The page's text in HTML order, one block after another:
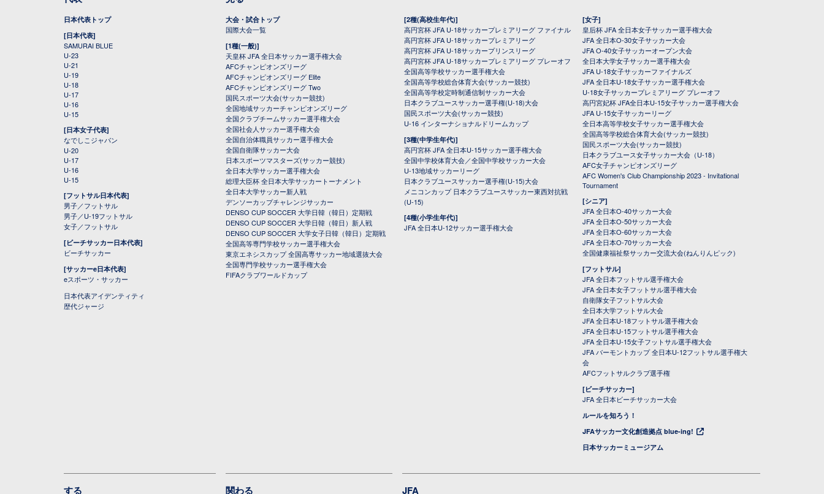
日本代表トップ
[日本代表]
SAMURAI BLUE
U-23
U-21
U-19
U-18
U-17
U-16
U-15
[日本女子代表]
なでしこジャパン
U-20
U-17
U-16
U-15
[フットサル日本代表]
男子／フットサル
男子／U-19フットサル
女子／フットサル
[ビーチサッカー日本代表]
ビーチサッカー
[サッカーe日本代表]
eスポーツ・サッカー
日本代表アイデンティティ
歴代ジャージ
大会・試合トップ
国際大会一覧
[1種(一般)]
天皇杯 JFA 全日本サッカー選手権大会
AFCチャンピオンズリーグ
AFCチャンピオンズリーグ Elite
AFCチャンピオンズリーグ Two
国民スポーツ大会(サッカー競技)
全国地域サッカーチャンピオンズリーグ
全国クラブチームサッカー選手権大会
全国社会人サッカー選手権大会
全国自治体職員サッカー選手権大会
全国自衛隊サッカー大会
日本スポーツマスターズ(サッカー競技)
全日本大学サッカー選手権大会
総理大臣杯 全日本大学サッカートーナメント
全日本大学サッカー新人戦
デンソーカップチャレンジサッカー
DENSO CUP SOCCER 大学日韓（韓日）定期戦
DENSO CUP SOCCER 大学日韓（韓日）新人戦
DENSO CUP SOCCER 大学女子日韓（韓日）定期戦
全国高等専門学校サッカー選手権大会
東京エネシスカップ 全国高専サッカー地域選抜大会
全国専門学校サッカー選手権大会
FIFAクラブワールドカップ
[2種(高校生年代)]
高円宮杯 JFA U-18サッカープレミアリーグ ファイナル
高円宮杯 JFA U-18サッカープレミアリーグ
高円宮杯 JFA U-18サッカープリンスリーグ
高円宮杯 JFA U-18サッカープレミアリーグ プレーオフ
全国高等学校サッカー選手権大会
全国高等学校総合体育大会(サッカー競技)
全国高等学校定時制通信制サッカー大会
日本クラブユースサッカー選手権(U-18)大会
国民スポーツ大会(サッカー競技)
U-16 インターナショナルドリームカップ
[3種(中学生年代)]
高円宮杯 JFA 全日本U-15サッカー選手権大会
全国中学校体育大会／全国中学校サッカー大会
U-13地域サッカーリーグ
日本クラブユースサッカー選手権(U-15)大会
メニコンカップ 日本クラブユースサッカー東西対抗戦
(U-15)
[4種(小学生年代)]
JFA 全日本U-12サッカー選手権大会
[女子]
皇后杯 JFA 全日本女子サッカー選手権大会
JFA 全日本O-30女子サッカー大会
JFA O-40女子サッカーオープン大会
全日本大学女子サッカー選手権大会
JFA U-18女子サッカーファイナルズ
JFA 全日本U-18女子サッカー選手権大会
U-18女子サッカープレミアリーグ プレーオフ
高円宮妃杯 JFA全日本U-15女子サッカー選手権大会
JFA U-15女子サッカーリーグ
全日本高等学校女子サッカー選手権大会
全国高等学校総合体育大会(サッカー競技)
国民スポーツ大会(サッカー競技)
日本クラブユース女子サッカー大会（U-18）
AFC女子チャンピオンズリーグ
AFC Women's Club Championship 2023 - Invitational
Tournament
[シニア]
JFA 全日本O-40サッカー大会
JFA 全日本O-50サッカー大会
JFA 全日本O-60サッカー大会
JFA 全日本O-70サッカー大会
全国健康福祉祭サッカー交流大会(ねんりんピック)
[フットサル]
JFA 全日本フットサル選手権大会
JFA 全日本女子フットサル選手権大会
自衛隊女子フットサル大会
全日本大学フットサル大会
JFA 全日本U-18フットサル選手権大会
JFA 全日本U-15フットサル選手権大会
JFA 全日本U-15女子フットサル選手権大会
JFA バーモントカップ 全日本U-12フットサル選手権大
会
AFCフットサルクラブ選手権
[ビーチサッカー]
JFA 全日本ビーチサッカー大会
ルールを知ろう！
JFAサッカー文化創造拠点 blue-ing!
日本サッカーミュージアム
する 関わる JFA